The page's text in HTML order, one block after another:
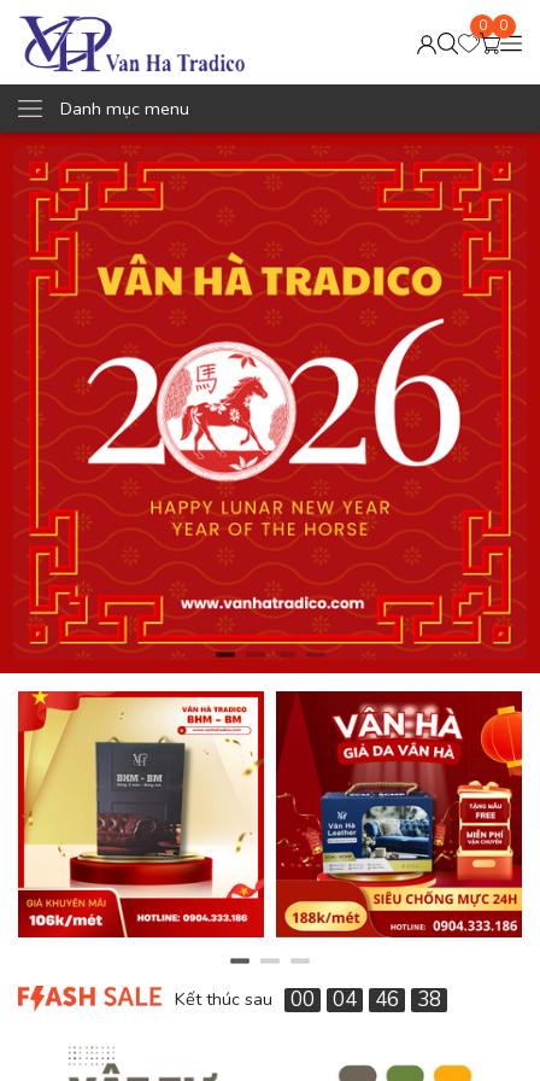
0 0
Danh mục menu
Kết thúc sau 00 04 46 36